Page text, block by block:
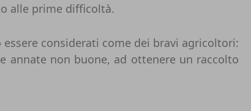
alle prime difficoltà.
considerati come dei bravi agricoltori:
annate non buone, ad ottenere un raccolto